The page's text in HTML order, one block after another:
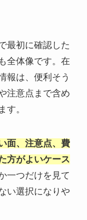
最初に確認した
全体像です。在
報は、便利そう
注意点まで含め
す。
面、注意点、費
方がよいケース
一つだけを見て
い選択になりや